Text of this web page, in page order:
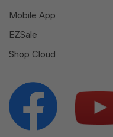
Mobile App
EZSale
Shop Cloud